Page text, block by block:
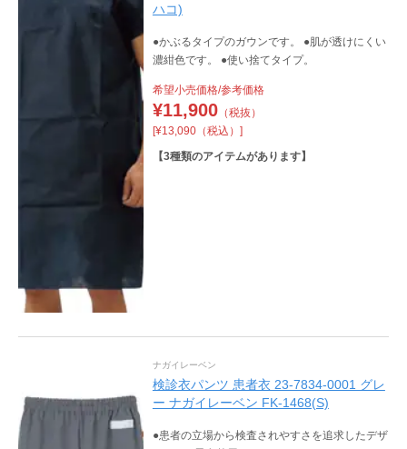
ハコ)
●かぶるタイプのガウンです。 ●肌が透けにくい
濃紺色です。 ●使い捨てタイプ。
希望小売価格/参考価格
¥11,900（税抜）
[¥13,090（税込）]
【3種類のアイテムがあります】
ナガイレーベン
検診衣パンツ 患者衣 23-7834-0001 グレ
ー ナガイレーベン FK-1468(S)
●患者の立場から検査されやすさを追求したデザ